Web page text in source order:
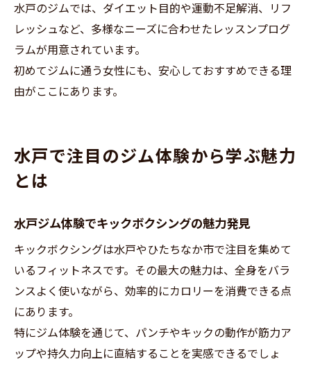
水戸のジムでは、ダイエット目的や運動不足解消、リフ
レッシュなど、多様なニーズに合わせたレッスンプログ
ラムが用意されています。
初めてジムに通う女性にも、安心しておすすめできる理
由がここにあります。
水戸で注目のジム体験から学ぶ魅力
とは
水戸ジム体験でキックボクシングの魅力発見
キックボクシングは水戸やひたちなか市で注目を集めて
いるフィットネスです。その最大の魅力は、全身をバラ
ンスよく使いながら、効率的にカロリーを消費できる点
にあります。
特にジム体験を通じて、パンチやキックの動作が筋力ア
ップや持久力向上に直結することを実感できるでしょ